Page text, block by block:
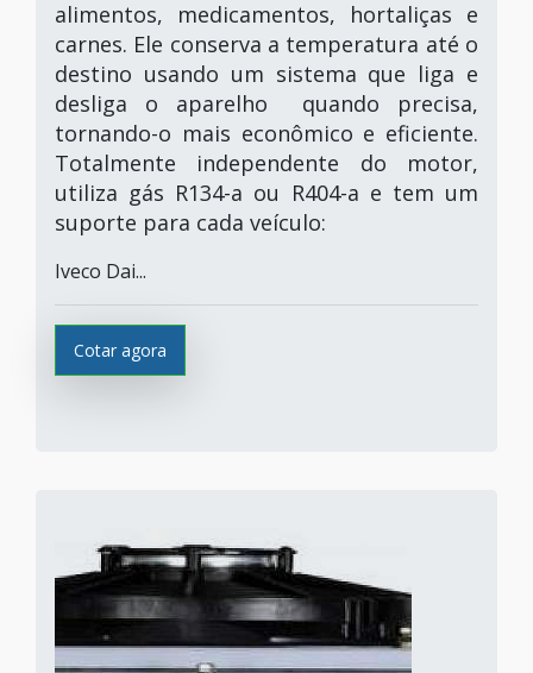
alimentos, medicamentos, hortaliças e
carnes. Ele conserva a temperatura até o
destino usando um sistema que liga e
desliga o aparelho quando precisa,
tornando-o mais econômico e eficiente.
Totalmente independente do motor,
utiliza gás R134-a ou R404-a e tem um
suporte para cada veículo:
Iveco Dai...
Cotar agora